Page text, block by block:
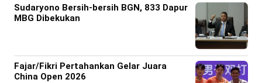
Sudaryono Bersih-bersih BGN, 833 Dapur
MBG Dibekukan
Fajar/Fikri Pertahankan Gelar Juara
China Open 2026